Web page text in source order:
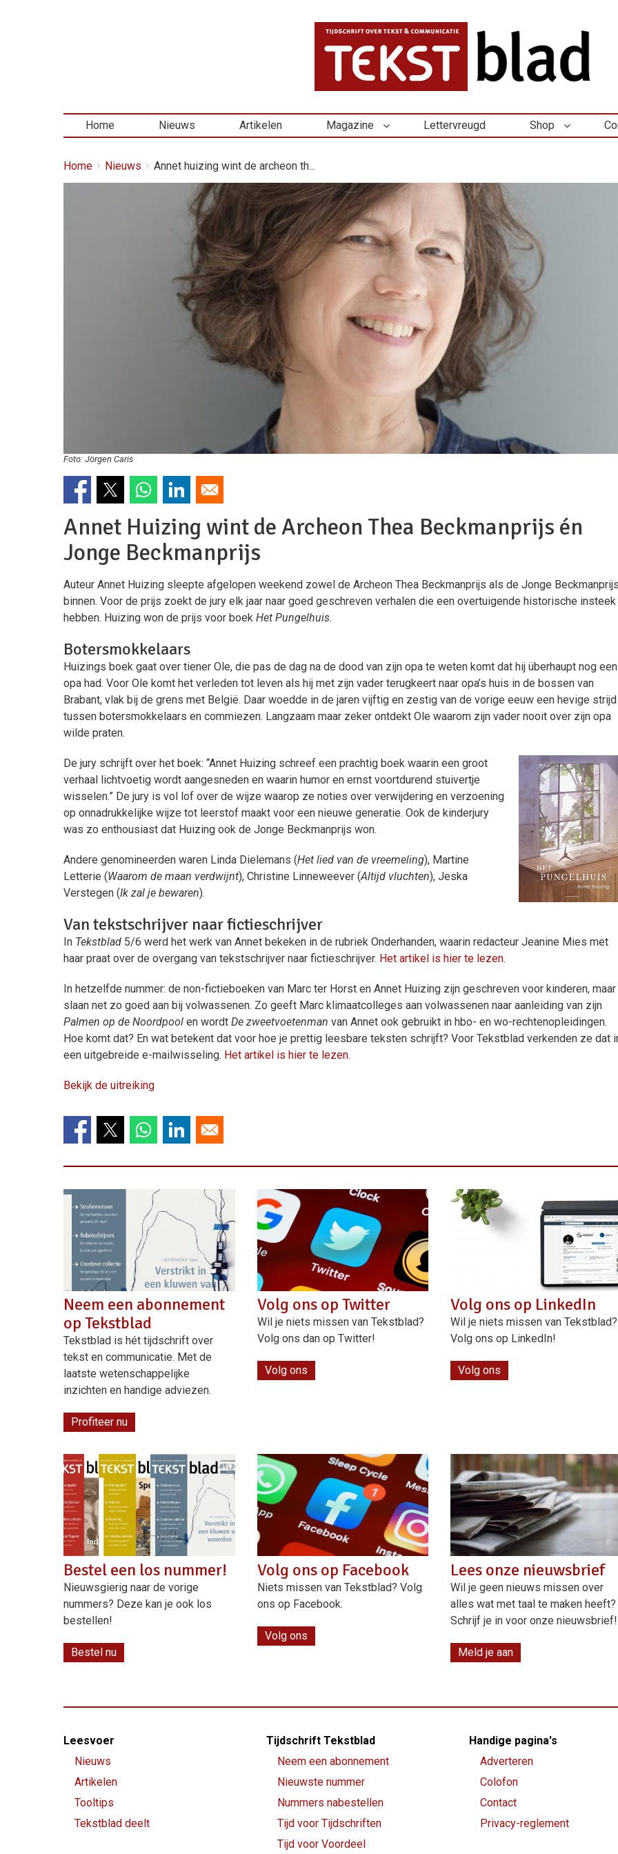
Home Nieuws Artikelen Magazine Lettervreugd Shop
Kruimelpad
You
Home Nieuws
Annet huizing wint de archeon th...
Foto: Jörgen Caris
Annet Huizing wint de Archeon Thea Beckmanprijs én
Jonge Beckmanprijs
Auteur Annet Huizing sleepte afgelopen weekend zowel de Archeon Thea Beckmanprijs als de Jonge
binnen. Voor de prijs zoekt de jury elk jaar naar goed geschreven verhalen die een overtuigende historische insteek
hebben. Huizing won de prijs voor boek Het Pungelhuis.
Botersmokkelaars
Huizings boek gaat over tiener Ole, die pas de dag na de dood van zijn opa te weten komt dat hij überhaupt nog een
opa had. Voor Ole komt het verleden tot leven als hij met zijn vader terugkeert naar opa’s huis in de bossen van
Brabant, vlak bij de grens met België. Daar woedde in de jaren vijftig en zestig van de vorige eeuw een hevige strijd
tussen botersmokkelaars en commiezen. Langzaam maar zeker ontdekt Ole waarom zijn vader nooit over zijn opa
wilde praten.
De jury schrijft over het boek: “Annet Huizing schreef een prachtig boek waarin een groot
verhaal lichtvoetig wordt aangesneden en waarin humor en ernst voortdurend stuivertje
wisselen.” De jury is vol lof over de wijze waarop ze noties over verwijdering en verzoening
op onnadrukkelijke wijze tot leerstof maakt voor een nieuwe generatie. Ook de kinderjury
was zo enthousiast dat Huizing ook de Jonge Beckmanprijs won.
Andere genomineerden waren Linda Dielemans (Het lied van de vreemeling), Martine
Letterie (Waarom de maan verdwijnt), Christine Linneweever (Altijd vluchten), Jeska
Verstegen (Ik zal je bewaren).
Van tekstschrijver naar fictieschrijver
In Tekstblad 5/6 werd het werk van Annet bekeken in de rubriek Onderhanden, waarin redacteur Jeanine Mies met
haar praat over de overgang van tekstschrijver naar fictieschrijver. Het artikel is hier te lezen.
In hetzelfde nummer: de non-fictieboeken van Marc ter Horst en Annet Huizing zijn geschreven voor kinderen, maar
slaan net zo goed aan bij volwassenen. Zo geeft Marc klimaatcolleges aan volwassenen naar aanleiding van zijn
Palmen op de Noordpool en wordt De zweetvoetenman van Annet ook gebruikt in hbo- en wo-rechtenopleidingen.
Hoe komt dat? En wat betekent dat voor hoe je prettig leesbare teksten schrijft? Voor Tekstblad verkenden ze dat
een uitgebreide e-mailwisseling. Het artikel is hier te lezen.
Bekijk de uitreiking
Neem een abonnement
op Tekstblad
Tekstblad is hét tijdschrift over
tekst en communicatie. Met de
laatste wetenschappelijke
inzichten en handige adviezen.
Profiteer nu
Volg ons op Twitter
Wil je niets missen van Tekstblad?
Volg ons dan op Twitter!
Volg ons
Volg ons op LinkedIn
Wil je niets missen van Tekstblad?
Volg ons op LinkedIn!
Volg ons
Bestel een los nummer!
Nieuwsgierig naar de vorige
nummers? Deze kan je ook los
bestellen!
Bestel nu
Volg ons op Facebook
Niets missen van Tekstblad? Volg
ons op Facebook.
Volg ons
Lees onze nieuwsbrief
Wil je geen nieuws missen over
alles wat met taal te maken heeft?
Schrijf je in voor onze nieuwsbrief!
Meld je aan
Footer-
menu
Leesvoer
Nieuws
Artikelen
Tooltips
Tekstblad deelt
Tijdschrift Tekstblad
Neem een abonnement
Nieuwste nummer
Nummers nabestellen
Tijd voor Tijdschriften
Tijd voor Voordeel
Handige pagina's
Adverteren
Colofon
Contact
Privacy-reglement